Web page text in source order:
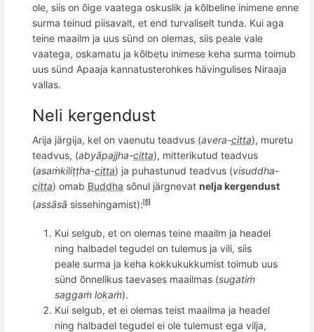
ole, siis on õige vaatega oskuslik ja kõlbeline inimene enne
surma teinud piisavalt, et end turvaliselt tunda. Kui aga
teine maailm ja uus sünd on olemas, siis peale vale
vaatega, oskamatu ja kõlbetu inimese keha surma toimub
uus sünd Apaaja kannatusterohkes hävingulises Niraaja
vallas.
Neli kergendust
Arija järgija, kel on vaenutu teadvus (avera-citta), muretu
teadvus, (abyāpajjha-citta), mitterikutud teadvus
(asaṁkiliṭṭha-citta) ja puhastunud teadvus (visuddha-
citta) omab Buddha sõnul järgnevat nelja kergendust
(assāsā sissehingamist): [6]
Kui selgub, et on olemas teine maailm ja headel
ning halbadel tegudel on tulemus ja vili, siis
peale surma ja keha kokkukukkumist toimub uus
sünd õnnelikus taevases maailmas (sugatiṁ
saggaṁ lokaṁ).
Kui selgub, et ei olemas teist maailma ja headel
ning halbadel tegudel ei ole tulemust ega vilja,